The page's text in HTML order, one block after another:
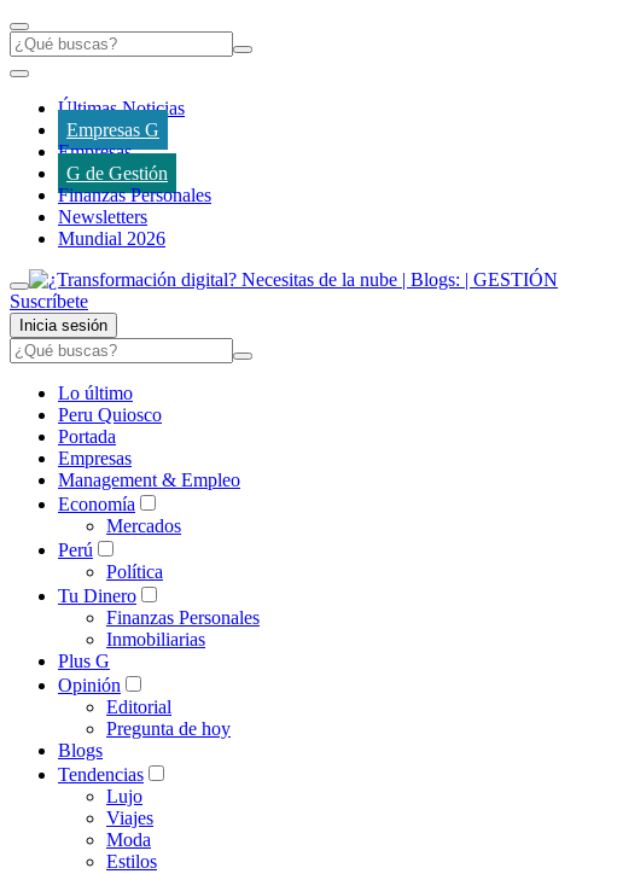
Últimas Noticias
Empresas G
Empresas
G de Gestión
Finanzas Personales
Newsletters
Mundial 2026
Suscríbete
Inicia sesión
Lo último
Peru Quiosco
Portada
Empresas
Management & Empleo
Economía
Mercados
Perú
Política
Tu Dinero
Finanzas Personales
Inmobiliarias
Plus G
Opinión
Editorial
Pregunta de hoy
Blogs
Tendencias
Lujo
Viajes
Moda
Estilos